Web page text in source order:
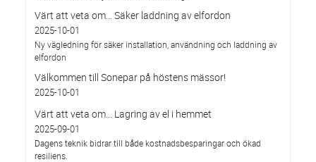
Värt att veta om… Säker laddning av elfordon
2025-10-01
Ny vägledning för säker installation, användning och laddning av
elfordon
Välkommen till Sonepar på höstens mässor!
2025-10-01
Värt att veta om... Lagring av el i hemmet
2025-09-01
Dagens teknik bidrar till både kostnadsbesparingar och ökad
resiliens.